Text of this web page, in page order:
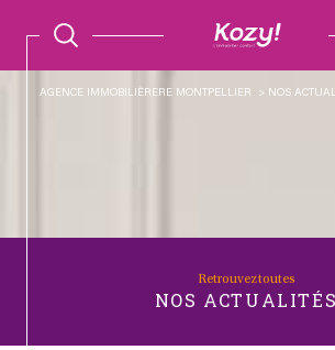
AGENCE IMMOBILIÈRERE MONTPELLIER NOS
Retrouvez toutes
NOS ACTUALITÉS